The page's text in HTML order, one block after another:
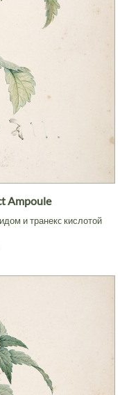
Ampoule
и транекc кислотой